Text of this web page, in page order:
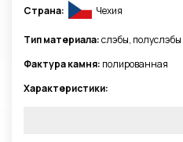
Страна: Чехия
Тип материала:слэбы, полуслэбы
Фактура камня: полированная
Характеристики: